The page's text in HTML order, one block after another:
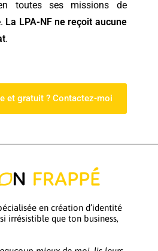
toutes ses missions de
La LPA-NF ne reçoit aucune
.
et gratuit ? Contactez-moi
en création d’identité
irrésistible que ton business,